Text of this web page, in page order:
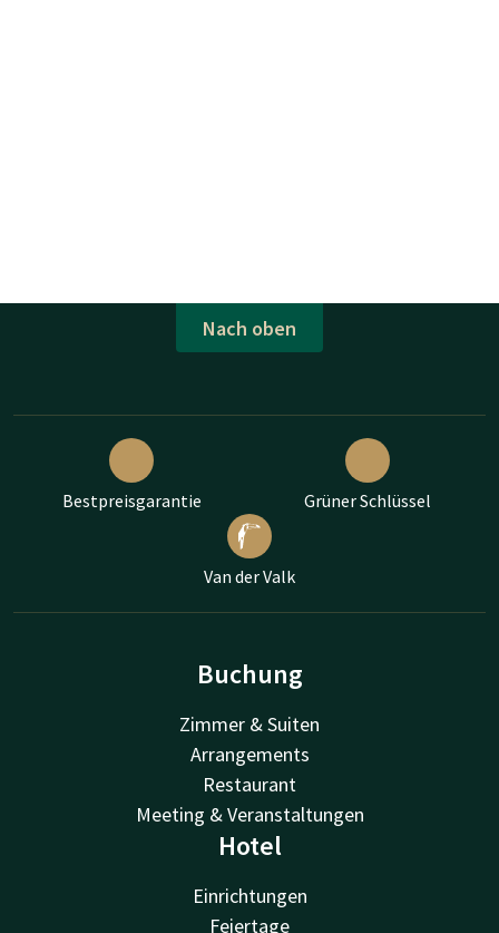
Nach oben
Bestpreisgarantie Grüner Schlüssel
Van der Valk
Buchung
Zimmer & Suiten
Arrangements
Restaurant
Meeting & Veranstaltungen
Hotel
Einrichtungen
Feiertage